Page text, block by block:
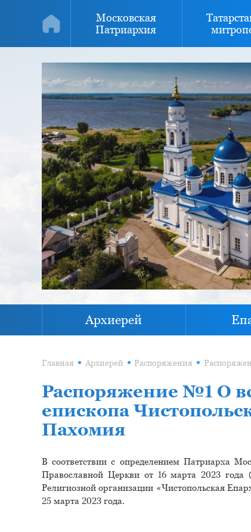
Московская
Патриархия
Архиерей
Главная Архиерей Распоряжения
Распоряжение №1 О
епископа
Пахомия
В соответствии с определением Патриарха
Православной Церкви от 16 марта 2023
Религиозной организации «Чистопольская
25 марта 2023 года.